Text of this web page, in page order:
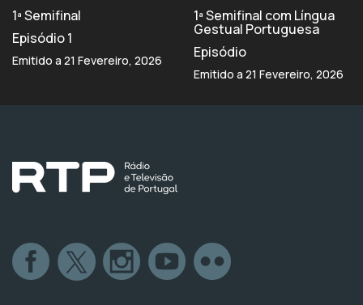
1ª Semifinal
Episódio 1
Emitido a 21 Fevereiro, 2026
1ª Semifinal com Língua
Gestual Portuguesa
Episódio
Emitido a 21 Fevereiro, 2026